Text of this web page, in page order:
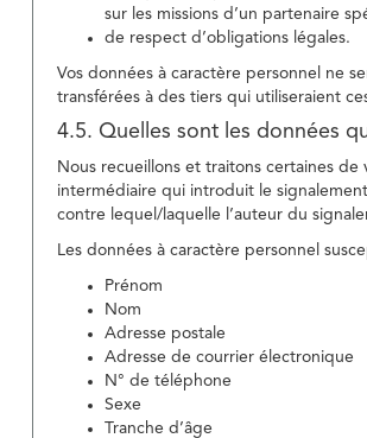
sur les missions d’un partenaire
de respect d’obligations légales.
Vos données à caractère personnel ne
transférées à des tiers qui utiliseraient
4.5. Quelles sont les données
Nous recueillons et traitons certaines
intermédiaire qui introduit le
contre lequel/laquelle l’auteur du
Les données à caractère personnel
Prénom
Nom
Adresse postale
Adresse de courrier électronique
N° de téléphone
Sexe
Tranche d’âge